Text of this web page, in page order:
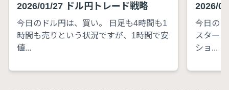
2026/01/27 ドル円トレード戦略
今日のドル円は、買い。 日足も4時間も1
時間も売りという状況ですが、1時間で安
値...
2026/
今日の
スター
ショ...